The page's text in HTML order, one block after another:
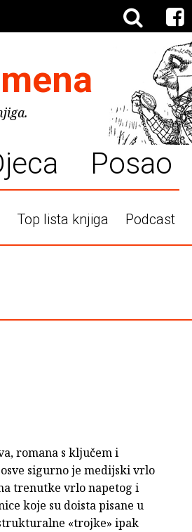
Posao
Top lista knjiga Podcast
romana s ključem i
sigurno je medijski vrlo
trenutke vrlo napetog i
koje su doista pisane u
«trojke» ipak